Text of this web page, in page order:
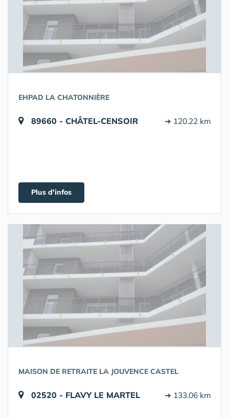
EHPAD LA CHATONNIÈRE
89660 - CHÂTEL-CENSOIR ➔ 120.22 km
Plus d'infos
MAISON DE RETRAITE LA JOUVENCE CASTEL
02520 - FLAVY LE MARTEL ➔ 133.06 km